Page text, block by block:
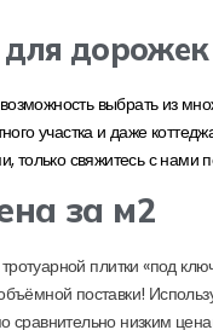
выбрать из
участка и даже
только свяжитесь с нами
за м2
тротуарной плитки «подклю
бъёмной поставки! Использ
осравнительнонизким цена